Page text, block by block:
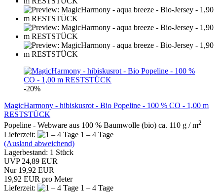
-20%
MagicHarmony - hibiskusrot - Bio Popeline - 100 % CO - 1,00 m
RESTSTÜCK
Popeline - Webware aus 100 % Baumwolle (bio) ca. 110 g / m2
Lieferzeit:
1 – 4 Tage
(Ausland abweichend)
Lagerbestand: 1 Stück
UVP 24,89 EUR
Nur 19,92 EUR
19,92 EUR pro Meter
Lieferzeit:
1 – 4 Tage